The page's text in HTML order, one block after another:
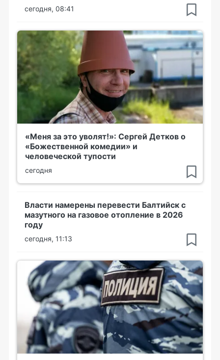
сегодня, 08:41
«Меня за это уволят!»: Сергей Детков о
«Божественной комедии» и
человеческой тупости
сегодня
Власти намерены перевести Балтийск с
мазутного на газовое отопление в 2026
году
сегодня, 11:13